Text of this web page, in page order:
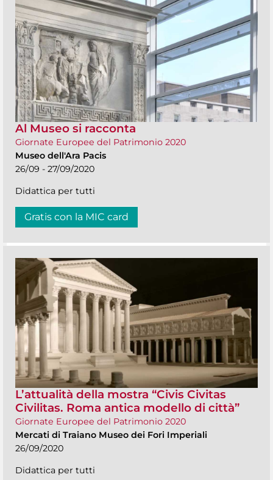
Al Museo si racconta
Giornate Europee del Patrimonio 2020
Museo dell'Ara Pacis
26/09 - 27/09/2020
Didattica per tutti
Gratis con la MIC card
L’attualità della mostra “Civis Civitas
Civilitas. Roma antica modello di città”
Giornate Europee del Patrimonio 2020
Mercati di Traiano Museo dei Fori Imperiali
26/09/2020
Didattica per tutti